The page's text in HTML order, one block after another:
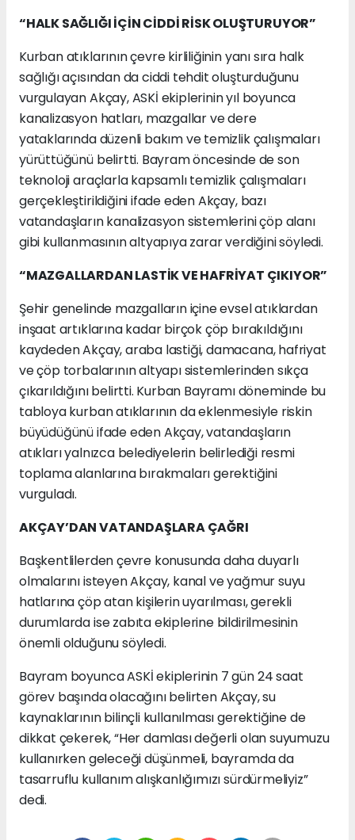
“HALK SAĞLIĞI İÇİN CİDDİ RİSK OLUŞTURUYOR”
Kurban atıklarının çevre kirliliğinin yanı sıra halk
sağlığı açısından da ciddi tehdit oluşturduğunu
vurgulayan Akçay, ASKİ ekiplerinin yıl boyunca
kanalizasyon hatları, mazgallar ve dere
yataklarında düzenli bakım ve temizlik çalışmaları
yürüttüğünü belirtti. Bayram öncesinde de son
teknoloji araçlarla kapsamlı temizlik çalışmaları
gerçekleştirildiğini ifade eden Akçay, bazı
vatandaşların kanalizasyon sistemlerini çöp alanı
gibi kullanmasının altyapıya zarar verdiğini söyledi.
“MAZGALLARDAN LASTİK VE HAFRİYAT ÇIKIYOR”
Şehir genelinde mazgalların içine evsel atıklardan
inşaat artıklarına kadar birçok çöp bırakıldığını
kaydeden Akçay, araba lastiği, damacana, hafriyat
ve çöp torbalarının altyapı sistemlerinden sıkça
çıkarıldığını belirtti. Kurban Bayramı döneminde bu
tabloya kurban atıklarının da eklenmesiyle riskin
büyüdüğünü ifade eden Akçay, vatandaşların
atıkları yalnızca belediyelerin belirlediği resmi
toplama alanlarına bırakmaları gerektiğini
vurguladı.
AKÇAY’DAN VATANDAŞLARA ÇAĞRI
Başkentlilerden çevre konusunda daha duyarlı
olmalarını isteyen Akçay, kanal ve yağmur suyu
hatlarına çöp atan kişilerin uyarılması, gerekli
durumlarda ise zabıta ekiplerine bildirilmesinin
önemli olduğunu söyledi.
Bayram boyunca ASKİ ekiplerinin 7 gün 24 saat
görev başında olacağını belirten Akçay, su
kaynaklarının bilinçli kullanılması gerektiğine de
dikkat çekerek, “Her damlası değerli olan suyumuzu
kullanırken geleceği düşünmeli, bayramda da
tasarruflu kullanım alışkanlığımızı sürdürmeliyiz”
dedi.